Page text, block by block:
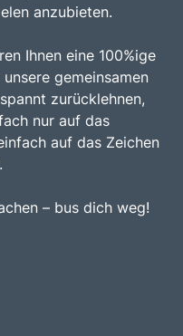
anzubieten.
Ihnen eine 100%ige
gemeinsamen
zurücklehnen,
nur auf das
auf das Zeichen
– bus dich weg!